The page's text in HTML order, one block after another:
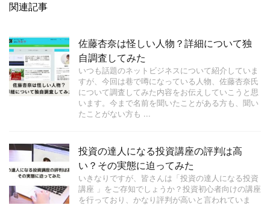
関連記事
佐藤杏奈は怪しい人物？詳細について独
自調査してみた
いつも話題のネットビジネスについて紹介していま
すが、今回は巷で噂になっている人物、佐藤杏奈氏
について調査してみた内容をお伝えしていこうと思
います。今まで名前を聞いたことがある方も、聞い
たことがない方も ...
投資の達人になる投資講座の評判は高
い？その実態に迫ってみた
いきなりですが、皆さんは「投資の達人になる投資
講座 」をご存知でしょうか？投資初心者向けの講座
を行っており、かなり評判が高いと言われていま